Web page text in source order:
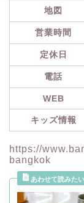
地図
営業時間
定休日
電話
WEB
キッズ情報
https://
bangkok